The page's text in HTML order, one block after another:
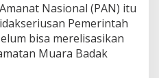
Nasional (PAN) itu
Pemerintah
bisa merelisasikan
Muara Badak